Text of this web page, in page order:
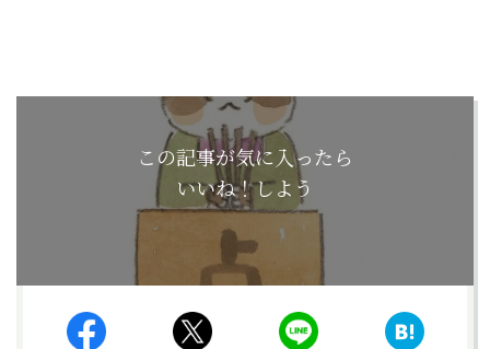
この記事が気に入ったら
いいね！しよう